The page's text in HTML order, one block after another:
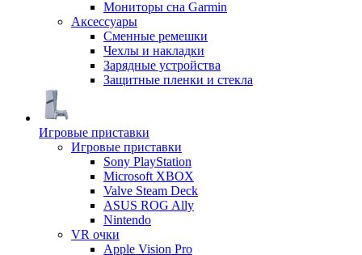
Мониторы сна Garmin
Аксессуары
Сменные ремешки
Чехлы и накладки
Зарядные устройства
Защитные пленки и стекла
Игровые приставки
Игровые приставки
Sony PlayStation
Microsoft XBOX
Valve Steam Deck
ASUS ROG Ally
Nintendo
VR очки
Apple Vision Pro